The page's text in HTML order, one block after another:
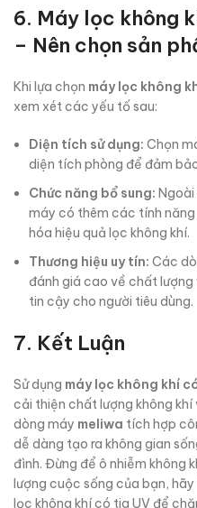
6. Máy lọc không
– Nên chọn sản
Khi lựa chọn máy lọc không
xem xét các yếu tố sau:
Diện tích sử dụng: Chọn
diện tích phòng để đảm
Chức năng bổ sung: Ngoài
máy có thêm các tính năng
hóa hiệu quả lọc không khí.
Thương hiệu uy tín: Các
đánh giá cao về chất
tin cậy cho người tiêu dùng.
7. Kết Luận
Sử dụng máy lọc không khí
cải thiện chất lượng không
dòng máy meliwa tích hợp
dễ dàng tạo ra không gian
đình. Đừng để ô nhiễm không
lượng cuộc sống của bạn,
lọc không khí có tia UV để